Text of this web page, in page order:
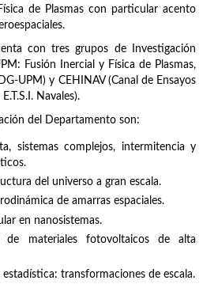
de Plasmas con particular acento
con tres grupos de Investigación
Fusión Inercial y Física de Plasmas,
UPM) y CEHINAV (Canal de Ensayos
Navales).
del Departamento son:
sistemas complejos, intermitencia y
del universo a gran escala.
de amarras espaciales.
en nanosistemas.
de materiales fotovoltaicos de alta
estadística: transformaciones de escala.